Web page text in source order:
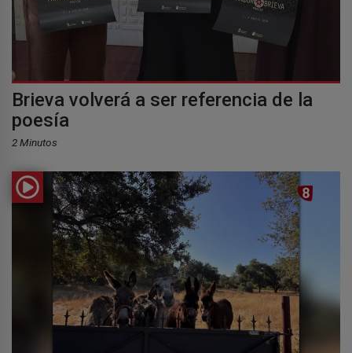
Brieva volverá a ser referencia de la
poesía
2 Minutos